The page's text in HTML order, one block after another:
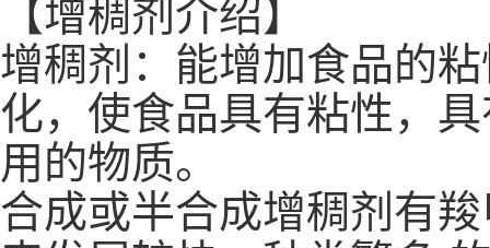
【增稠剂介绍】
增稠剂：能增加食品的
化，使食品具有粘性，
用的物质。
合成或半合成增稠剂有